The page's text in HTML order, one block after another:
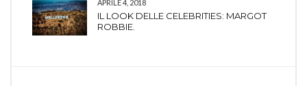
APRILE 4, 2018
IL LOOK DELLE CELEBRITIES: MARGOT
ROBBIE.